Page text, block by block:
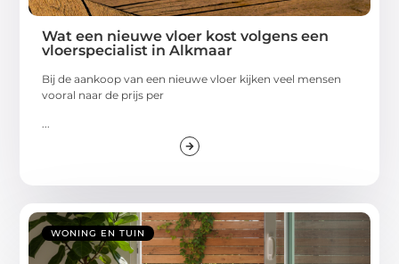
Wat een nieuwe vloer kost volgens een
vloerspecialist in Alkmaar
Bij de aankoop van een nieuwe vloer kijken veel mensen
vooral naar de prijs per
...
WONING EN TUIN